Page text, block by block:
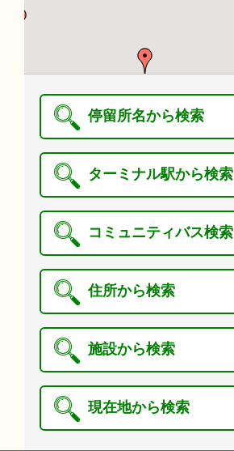
停留所名から検索
ターミナル駅から検索
コミュニティバス検索
住所から検索
施設から検索
現在地から検索